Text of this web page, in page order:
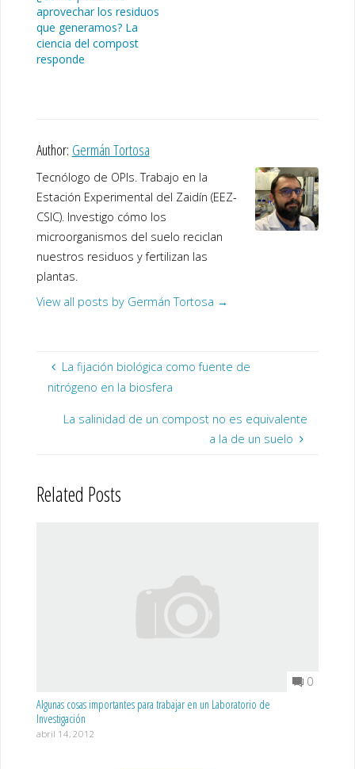
aprovechar los residuos
que generamos? La
ciencia del compost
responde
Author: Germán Tortosa
Tecnólogo de OPIs. Trabajo en la
Estación Experimental del Zaidín (EEZ-
CSIC). Investigo cómo los
microorganismos del suelo reciclan
nuestros residuos y fertilizan las
plantas.
View all posts by Germán Tortosa →
La fijación biológica como fuente de
nitrógeno en la biosfera
La salinidad de un compost no es equivalente
a la de un suelo
Related Posts
0
Algunas cosas importantes para trabajar en un Laboratorio de
Investigación
abril 14, 2012